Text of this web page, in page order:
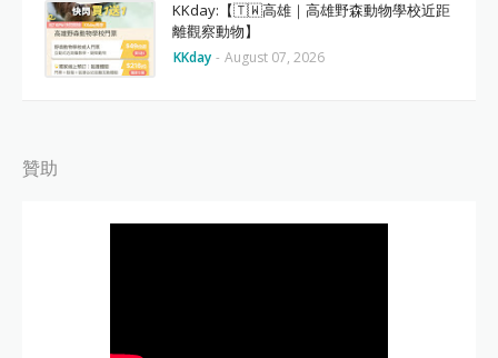
KKday:【🇹🇼高雄｜高雄野森動物學校近距
離觀察動物】
KKday - August 07, 2026
贊助